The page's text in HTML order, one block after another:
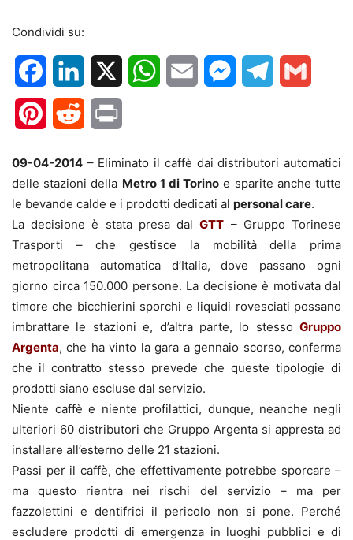
Condividi su:
FacebookLinkedIn WhatsApp
Email MessengerTelegram
PinterestReddit
09-04-2014 – Eliminato il caffè dai distributori automatici
delle stazioni della Metro 1 di Torino e sparite anche tutte
le bevande calde e i prodotti dedicati al personal care.
La decisione è stata presa dalGTT – Gruppo Torinese
Trasporti – che gestisce la mobilità della prima
metropolitana automatica d’Italia, dove passano ogni
giorno circa 150.000 persone. La decisione è motivata dal
timore che bicchierini sporchi e liquidi rovesciati possano
imbrattare le stazioni e, d’altra parte, lo stesso Gruppo
Argenta, che ha vinto la gara a gennaio scorso, conferma
che il contratto stesso prevede che queste tipologie di
prodotti siano escluse dal servizio.
Niente caffè e niente profilattici, dunque, neanche negli
ulteriori 60 distributori che Gruppo Argenta si appresta ad
installare all’esterno delle 21 stazioni.
Passi per il caffè, che effettivamente potrebbe sporcare –
ma questo rientra nei rischi del servizio – ma per
fazzolettini e dentifrici il pericolo non si pone. Perché
escludere prodotti di emergenza in luoghi pubblici e di